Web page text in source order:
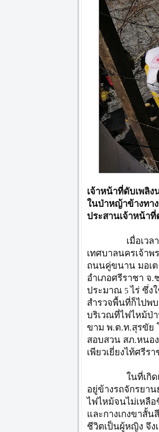
เจ้าหน้าที่ดับเพลิ
ในป่าหญ้าข้างทา
ประสานเจ้าหน้า
เมื่อเวลาป
เทศบาลนครเจ้า
ถนนคู่ขนาน มอเต
อำเภอศรีราชา จ.
ประมาณ 5 ไร่ ซึ่ง
สำรวจพื้นที่ก็ไปพ
บริเวณที่ไฟไหม้ป่
ขาม​ พ.ต.ท.สุรขัย​
สอบสวน​ สภ.หนอ
เพียวเยี่ยงไท้ศรีร
ในที่เกิดเหตุพ
อยู่ข้างรถจักรยา
ไฟไหม้จนไม่เหลื
และกางเกงขาสั้น
ชีวิตเป็นผู้หญิง จึง